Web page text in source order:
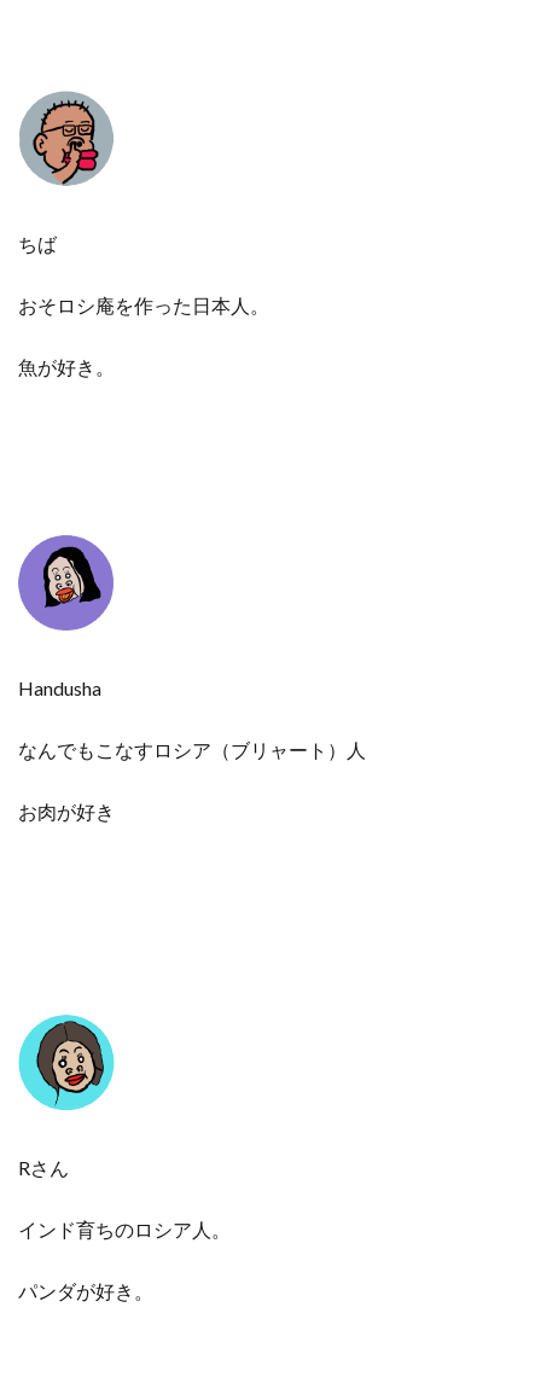
ちば
おそロシ庵を作った日本人。
魚が好き。
Handusha
なんでもこなすロシア（ブリャート）人
お肉が好き
Rさん
インド育ちのロシア人。
パンダが好き。